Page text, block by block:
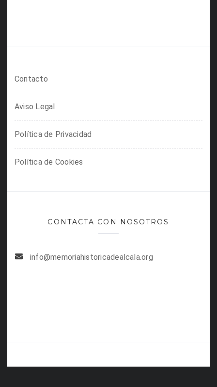
Contacto
Aviso Legal
Política de Privacidad
Política de Cookies
CONTACTA CON NOSOTROS
info@memoriahistoricadealcala.org